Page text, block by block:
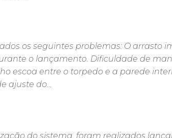
os seguintes problemas: O arrasto
o lançamento. Dificuldade de
escoa entre o torpedo e a parede
ajuste do…
do sistema, foram realizados